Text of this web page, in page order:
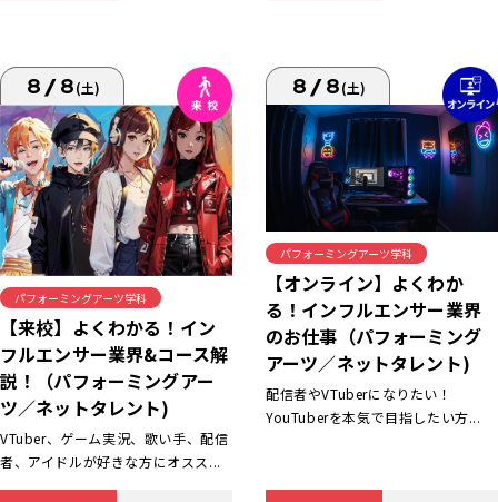
8/8(土)
パフォーミングアーツ学科
【来校】よくわかる！イン
フルエンサー業界&コース解
説！（パフォーミングアー
ツ／ネットタレント)
VTuber、ゲーム実況、歌い手、配信
者、アイドルが好きな方にオスス...
8/8(土)
パフォーミングアーツ学科
【オンライン】よくわか
る！インフルエンサー業界
のお仕事（パフォーミング
アーツ／ネットタレント)
配信者やVTuberになりたい！
YouTuberを本気で目指したい方...